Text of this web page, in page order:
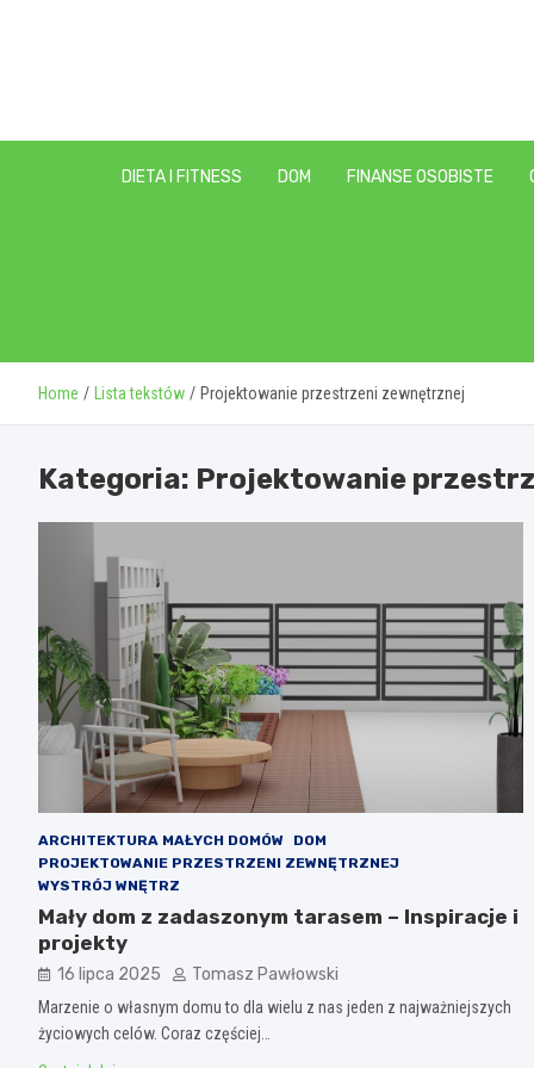
DIETA I FITNESS DOM FINANSE OSOBISTE
Home Lista tekstów Projektowanie przestrzeni zewnętrznej
Kategoria: Projektowanie
ARCHITEKTURA MAŁYCH DOMÓW
DOM
PROJEKTOWANIE PRZESTRZENI ZEWNĘTRZNEJ
WYSTRÓJ WNĘTRZ
Mały dom z zadaszonym tarasem – Inspiracje i
projekty
16 lipca 2025 Tomasz Pawłowski
Marzenie o własnym domu to dla wielu z nas jeden z najważniejszych
życiowych celów. Coraz częściej…